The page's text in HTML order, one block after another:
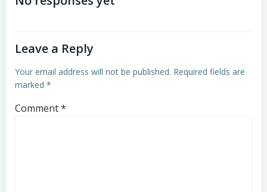
Leave a Reply
Your email address will not be published. Required fields are
marked *
Comment*